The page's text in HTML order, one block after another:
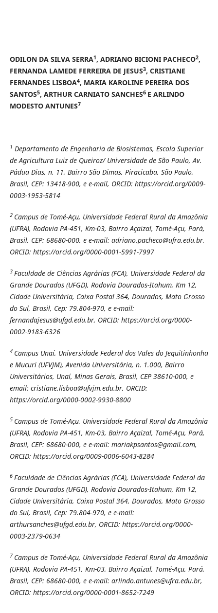
ODILON DA SILVA SERRA1, ADRIANO BICIONI PACHECO2,
FERNANDA LAMEDE FERREIRA DE JESUS3, CRISTIANE
FERNANDES LISBOA4, MARIA KAROLINE PEREIRA DOS
SANTOS5, ARTHUR CARNIATO SANCHES6 E ARLINDO
MODESTO ANTUNES7
1 Departamento de Engenharia de Biosistemas, Escola Superior
de Agricultura Luiz de Queiroz/ Universidade de São Paulo, Av.
Pádua Dias, n. 11, Bairro São Dimas, Piracicaba, São Paulo,
Brasil, CEP: 13418-900, e e-mail, ORCID: https://orcid.org/0009-
0003-1953-5814
2 Campus de Tomé-Açu, Universidade Federal Rural da Amazônia
(UFRA), Rodovia PA-451, Km-03, Bairro Açaizal, Tomé-Açu, Pará,
Brasil, CEP: 68680-000, e e-mail: adriano.pacheco@ufra.edu.br,
ORCID: https://orcid.org/0000-0001-5991-7997
3 Faculdade de Ciências Agrárias (FCA), Universidade Federal da
Grande Dourados (UFGD), Rodovia Dourados-Itahum, Km 12,
Cidade Universitária, Caixa Postal 364, Dourados, Mato Grosso
do Sul, Brasil, Cep: 79.804-970, e e-mail:
fernandajesus@ufgd.edu.br, ORCID: https://orcid.org/0000-
0002-9183-6326
4 Campus Unaí, Universidade Federal dos Vales do Jequitinhonha
e Mucuri (UFVJM), Avenida Universitária, n. 1.000, Bairro
Universitários, Unaí, Minas Gerais, Brasil, CEP 38610-000, e
email: cristiane.lisboa@ufvjm.edu.br, ORCID:
https://orcid.org/0000-0002-9930-8800
5 Campus de Tomé-Açu, Universidade Federal Rural da Amazônia
(UFRA), Rodovia PA-451, Km-03, Bairro Açaizal, Tomé-Açu, Pará,
Brasil, CEP: 68680-000, e e-mail: mariakpsantos@gmail.com,
ORCID: https://orcid.org/0009-0006-6043-8284
6 Faculdade de Ciências Agrárias (FCA), Universidade Federal da
Grande Dourados (UFGD), Rodovia Dourados-Itahum, Km 12,
Cidade Universitária, Caixa Postal 364, Dourados, Mato Grosso
do Sul, Brasil, Cep: 79.804-970, e e-mail:
arthursanches@ufgd.edu.br, ORCID: https://orcid.org/0000-
0003-2379-0634
7 Campus de Tomé-Açu, Universidade Federal Rural da Amazônia
(UFRA), Rodovia PA-451, Km-03, Bairro Açaizal, Tomé-Açu, Pará,
Brasil, CEP: 68680-000, e e-mail: arlindo.antunes@ufra.edu.br,
ORCID: https://orcid.org/0000-0001-8652-7249